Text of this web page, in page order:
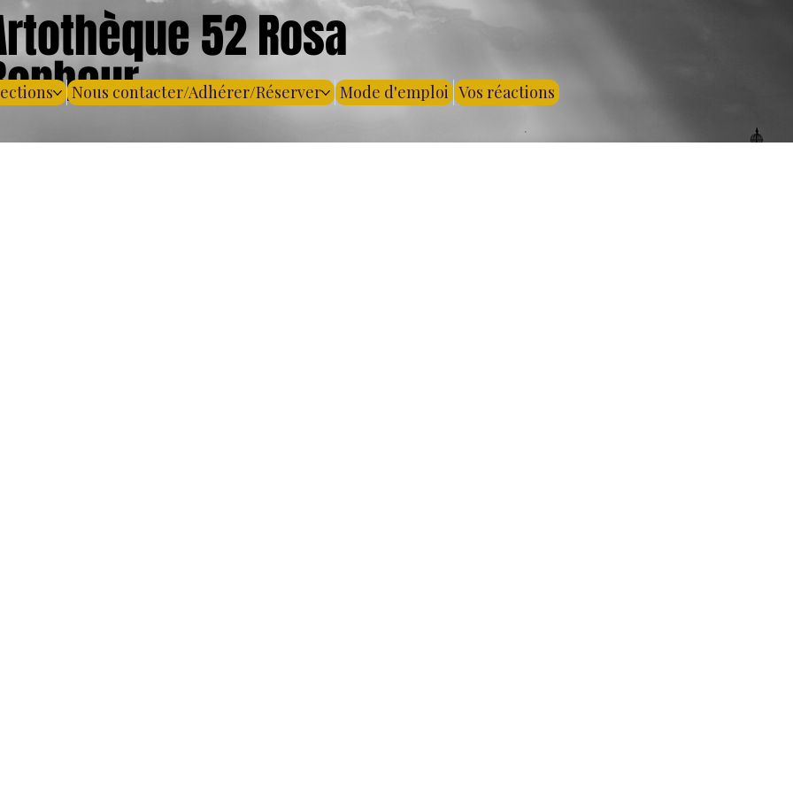
52 Rosa
Nous contacter/Adhérer/Réserver Mode d'emploi Vos réactions